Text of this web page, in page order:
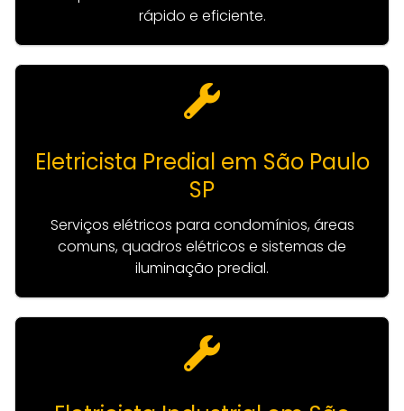
rápido e eficiente.
Eletricista Predial em São Paulo
SP
Serviços elétricos para condomínios, áreas
comuns, quadros elétricos e sistemas de
iluminação predial.